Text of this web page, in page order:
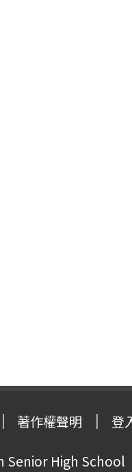
著作權聲明 登
Senior High School